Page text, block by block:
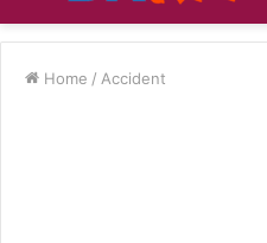
Home / Accident